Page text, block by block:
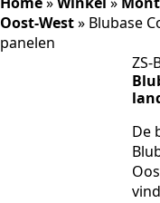
Oost-West» Blubase
panelen
ZS-
De